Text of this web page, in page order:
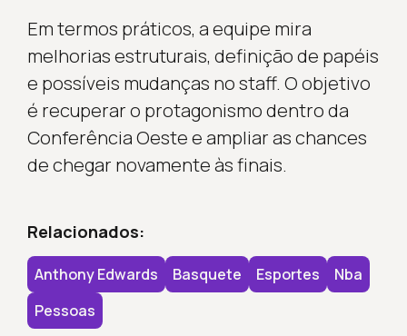
Em termos práticos, a equipe mira
melhorias estruturais, definição de papéis
e possíveis mudanças no staff. O objetivo
é recuperar o protagonismo dentro da
Conferência Oeste e ampliar as chances
de chegar novamente às finais.
Relacionados:
Anthony Edwards Basquete Esportes
Nba
Pessoas